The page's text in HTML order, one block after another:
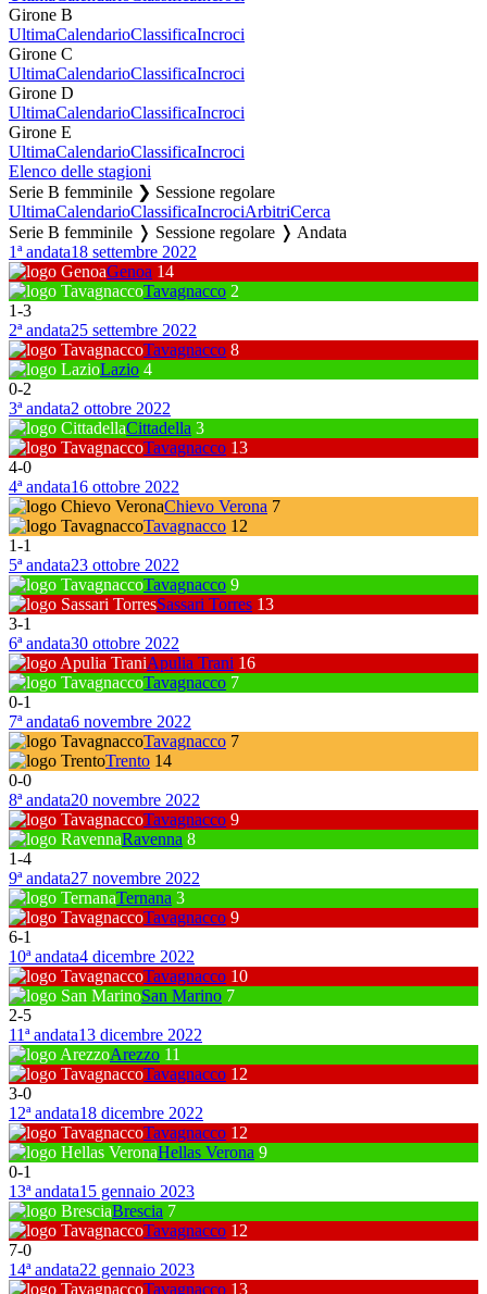
Girone B
UltimaCalendarioClassificaIncroci
Girone C
UltimaCalendarioClassificaIncroci
Girone D
UltimaCalendarioClassificaIncroci
Girone E
UltimaCalendarioClassificaIncroci
Elenco delle stagioni
Serie B femminile ❯ Sessione regolare
UltimaCalendarioClassificaIncrociArbitriCerca
Serie B femminile ❭ Sessione regolare ❭ Andata
1ª andata18 settembre 2022
Genoa 14
Tavagnacco 2
1-3
2ª andata25 settembre 2022
Tavagnacco 8
Lazio 4
0-2
3ª andata2 ottobre 2022
Cittadella 3
Tavagnacco 13
4-0
4ª andata16 ottobre 2022
Chievo Verona 7
Tavagnacco 12
1-1
5ª andata23 ottobre 2022
Tavagnacco 9
Sassari Torres 13
3-1
6ª andata30 ottobre 2022
Apulia Trani 16
Tavagnacco 7
0-1
7ª andata6 novembre 2022
Tavagnacco 7
Trento 14
0-0
8ª andata20 novembre 2022
Tavagnacco 9
Ravenna 8
1-4
9ª andata27 novembre 2022
Ternana 3
Tavagnacco 9
6-1
10ª andata4 dicembre 2022
Tavagnacco 10
San Marino 7
2-5
11ª andata13 dicembre 2022
Arezzo 11
Tavagnacco 12
3-0
12ª andata18 dicembre 2022
Tavagnacco 12
Hellas Verona 9
0-1
13ª andata15 gennaio 2023
Brescia 7
Tavagnacco 12
7-0
14ª andata22 gennaio 2023
Tavagnacco 13